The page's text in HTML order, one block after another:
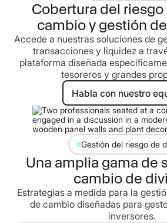
Cobertura del
cambio y gestión
Accede a nuestras soluciones de
transacciones y liquidez a
plataforma diseñada
tesoreros y grandes
Habla
Habla con nuestro
Gestión del riesgo de
Una amplia gama de
cambio de
Estrategias a medida para la
de cambio diseñadas para
inversores.